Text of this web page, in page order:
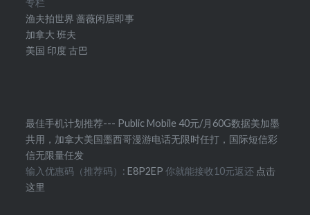
专栏
渔夫拍世界蔷薇闲居即事
加拿大 班夫
美国 印度 古巴
最佳手机计划推荐--- Public Mobile 40元/月60G数据美加墨
共用，加拿大美国墨西哥漫游电话无限时任打，国际短信彩
信无限量任发
输入优惠码（推荐码）:E8P2EP你就能接收10元返还 点击
这里